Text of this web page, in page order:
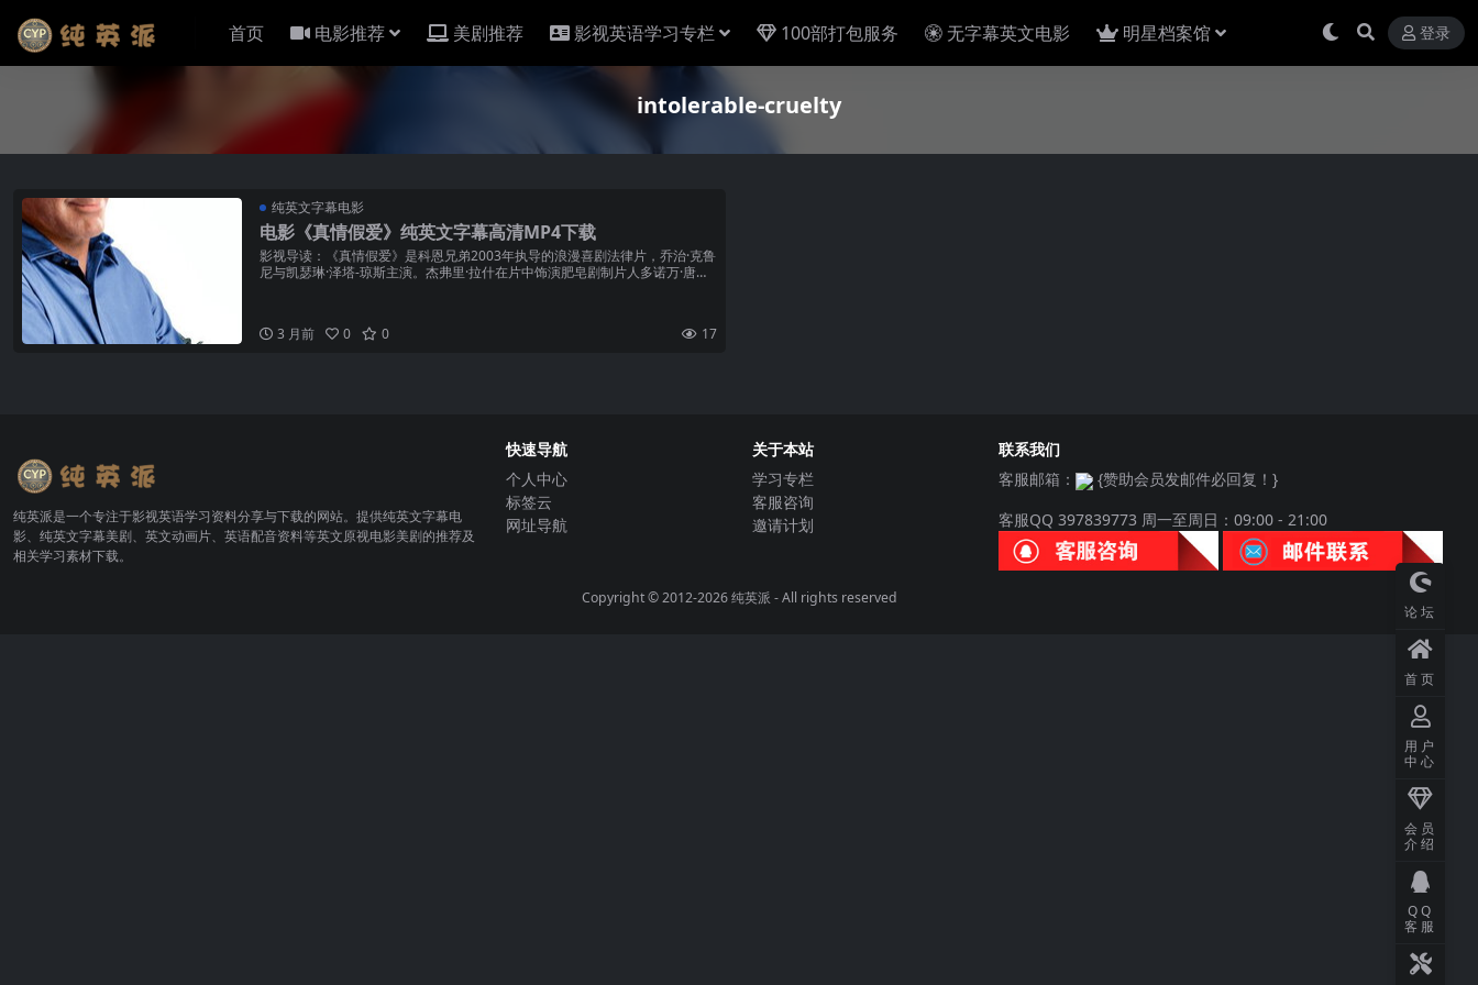
首页 电影推荐 美剧推荐 影视英语学习专栏 100部打包服务 无字幕英文电影 明星档案馆 登录
intolerable-cruelty
纯英文字幕电影
电影《真情假爱》纯英文字幕高清MP4下载
影视导读：《真情假爱》是科恩兄弟2003年执导的浪漫喜剧法律片，乔治·克鲁
尼与凯瑟琳·泽塔-琼斯主演。杰弗里·拉什在片中饰演肥皂剧制片人多诺万·唐纳
3 月前 0 0 17
纯英派是一个专注于影视英语学习资料分享与下载的网站。提供纯英文字幕电
影、纯英文字幕美剧、英文动画片、英语配音资料等英文原视电影美剧的推荐及
相关学习素材下载。
快速导航
个人中心
标签云
网址导航
关于本站
学习专栏
客服咨询
邀请计划
联系我们
客服邮箱：
{赞助会员发邮件必回复！}
客服QQ 397839773 周一至周日：09:00 - 21:00
Copyright © 2012-2026纯英派 - All rights reserved
论坛
首页
用户
中心
会员
介绍
QQ
客服